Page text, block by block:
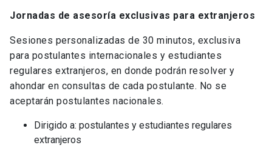
Jornadas de asesoría exclusivas para extranjeros
Sesiones personalizadas de 30 minutos, exclusiva
para postulantes internacionales y estudiantes
regulares extranjeros, en donde podrán resolver y
ahondar en consultas de cada postulante. No se
aceptarán postulantes nacionales.
Dirigido a: postulantes y estudiantes regulares
extranjeros